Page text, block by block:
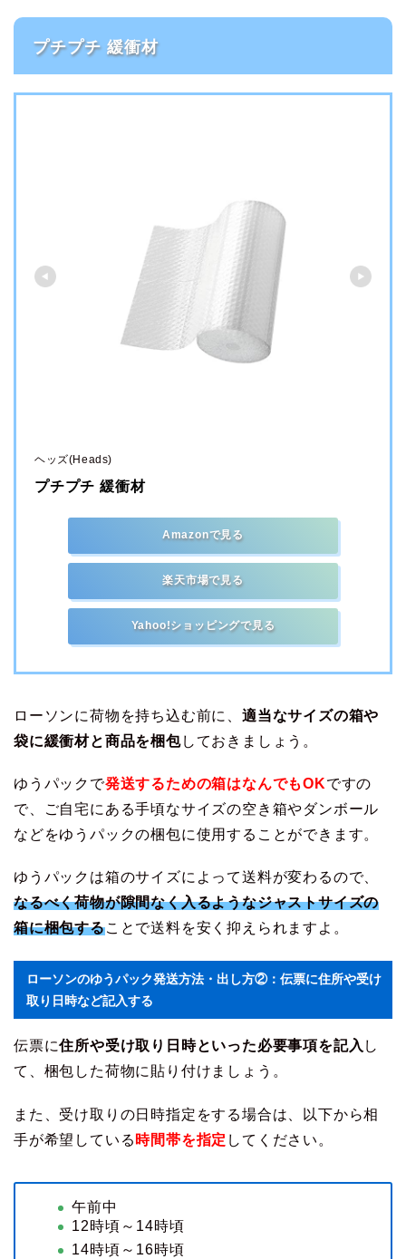
プチプチ 緩衝材
ヘッズ(Heads)
プチプチ 緩衝材
Amazonで見る
楽天市場で見る
Yahoo!ショッピングで見る
ローソンに荷物を持ち込む前に、 適当なサイズの箱や
袋に緩衝材と商品を梱包しておきましょう。
ゆうパックで発送するための箱はなんでもOKですの
で、ご自宅にある手頃なサイズの空き箱やダンボール
などをゆうパックの梱包に使用することができます。
ゆうパックは箱のサイズによって送料が変わるので、
なるべく荷物が隙間なく入るようなジャストサイズの
箱に梱包することで送料を安く抑えられますよ。
ローソンのゆうパック発送方法・出し方②：伝票に住所や受け
取り日時など記入する
伝票に住所や受け取り日時といった必要事項を記入 し
て、梱包した荷物に貼り付けましょう。
また、受け取りの日時指定をする場合は、以下から相
手が希望している 時間帯を指定 してください。
午前中
12時頃～14時頃
14時頃～16時頃